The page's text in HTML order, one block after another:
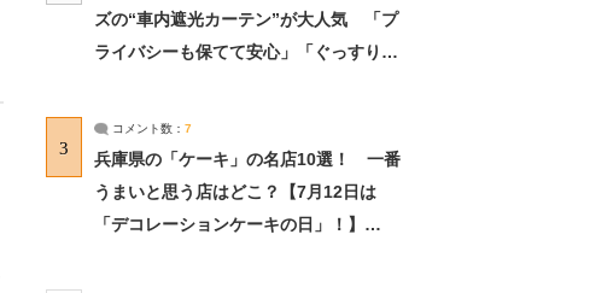
ズの“車内遮光カーテン”が大人気 「プ
ライバシーも保てて安心」「ぐっすり眠
3
コメント数： 7
兵庫県の「ケーキ」の名店10選！ 一番
うまいと思う店はどこ？【7月12日は
「デコレーションケーキの日」！】